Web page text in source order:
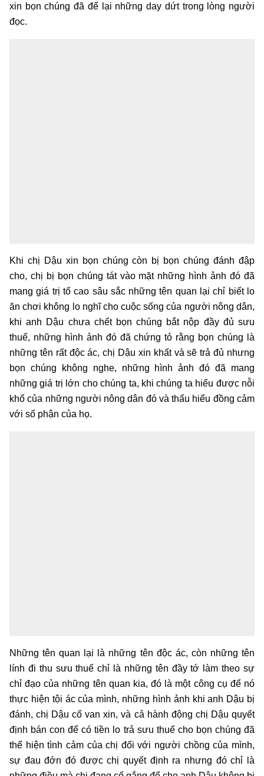
xin bọn chúng đã để lại những day dứt trong lòng người
đọc.
Khi chị Dậu xin bọn chúng còn bị bọn chúng đánh đập
cho, chị bị bọn chúng tát vào mặt những hình ảnh đó đã
mang giá trị tố cao sâu sắc những tên quan lại chỉ biết lo
ăn chơi không lo nghĩ cho cuộc sống của người nông dân,
khi anh Dậu chưa chết bọn chúng bắt nộp đầy đủ sưu
thuế, những hình ảnh đó đã chứng tỏ rằng bọn chúng là
những tên rất độc ác, chị Dậu xin khất và sẽ trả đủ nhưng
bọn chúng không nghe, những hình ảnh đó đã mang
những giá trị lớn cho chúng ta, khi chúng ta hiểu được nỗi
khổ của những người nông dân đó và thấu hiểu đồng cảm
với số phận của họ.
Những tên quan lại là những tên độc ác, còn những tên
lính đi thu sưu thuế chỉ là những tên đầy tớ làm theo sự
chỉ đạo của những tên quan kia, đó là một công cụ để nó
thực hiện tội ác của mình, những hình ảnh khi anh Dậu bị
đánh, chị Dậu cố van xin, và cả hành động chị Dậu quyết
định bán con để có tiền lo trả sưu thuế cho bọn chúng đã
thể hiện tình cảm của chị đối với người chồng của mình,
sự đau đớn đó được chị quyết định ra nhưng đó chỉ là